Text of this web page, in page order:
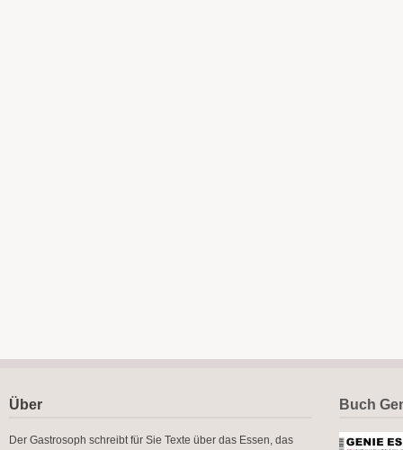
Über
Der Gastrosoph schreibt für Sie Texte über das Essen, das
Buch